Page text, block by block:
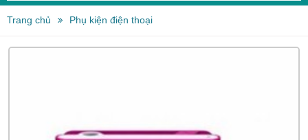
Trang chủ Phụ kiện điện thoại